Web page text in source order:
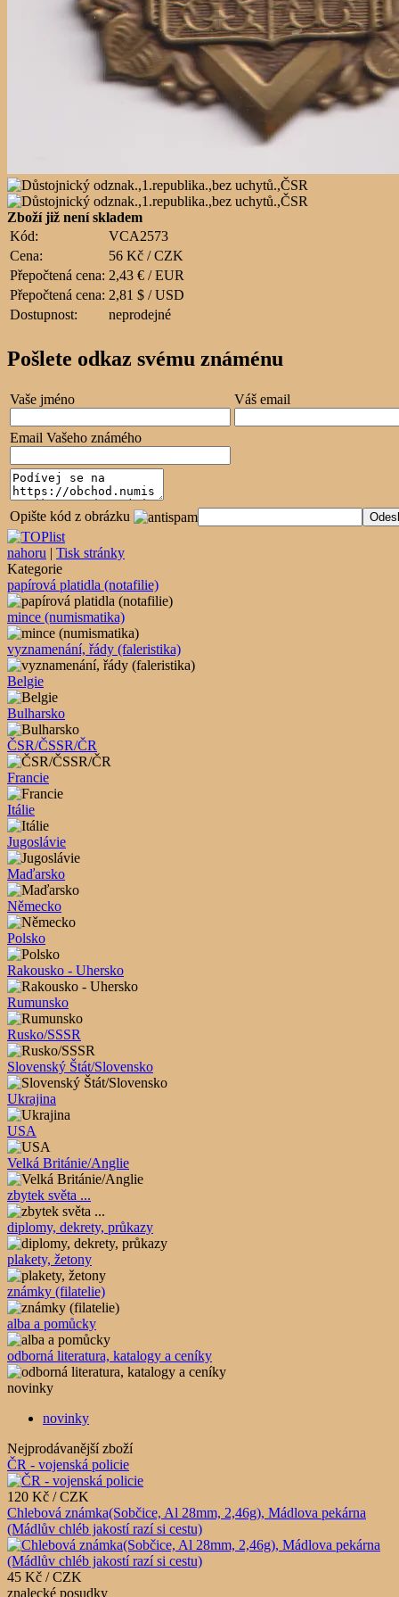
Zboží již není skladem
Kód:
VCA2573
Cena:
56 Kč / CZK
Přepočtená cena: 2,43 € / EUR
Přepočtená cena: 2,81 $ / USD
Dostupnost:
neprodejné
Pošlete odkaz svému známénu
Vaše jméno Váš email
Email Vašeho známého
Opište kód z obrázku
nahoru | Tisk stránky
Kategorie
papírová platidla (notafilie)
mince (numismatika)
vyznamenání, řády (faleristika)
Belgie
Bulharsko
ČSR/ČSSR/ČR
Francie
Itálie
Jugoslávie
Maďarsko
Německo
Polsko
Rakousko - Uhersko
Rumunsko
Rusko/SSSR
Slovenský Štát/Slovensko
Ukrajina
USA
Velká Británie/Anglie
zbytek světa ...
diplomy, dekrety, průkazy
plakety, žetony
známky (filatelie)
alba a pomůcky
odborná literatura, katalogy a ceníky
novinky
novinky
Nejprodávanější zboží
ČR - vojenská policie
120 Kč / CZK
Chlebová známka(Sobčice, Al 28mm, 2,46g), Mádlova pekárna
(Mádlův chléb jakostí razí si cestu)
45 Kč / CZK
znalecké posudky